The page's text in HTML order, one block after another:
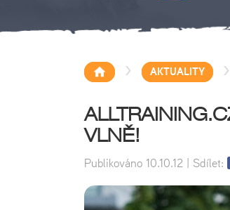
> AKTUALITY >
VLNĚ!
Publikováno 10.10.12| Sdílet: